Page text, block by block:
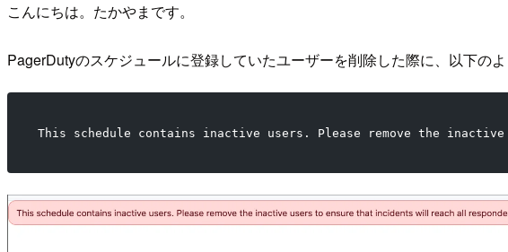
こんにちは。たかやまです。
PagerDutyのスケジュールに登録していたユーザーを削除した際に、以下の
This schedule contains inactive users. Please remove the